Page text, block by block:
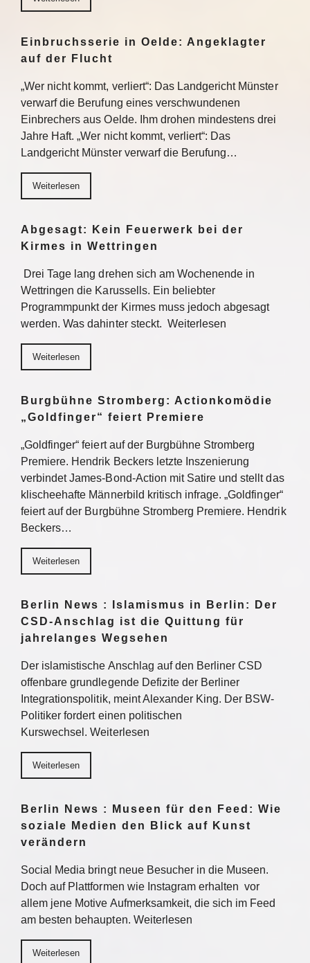
Einbruchsserie in Oelde: Angeklagter
auf der Flucht
„Wer nicht kommt, verliert“: Das Landgericht Münster
verwarf die Berufung eines verschwundenen
Einbrechers aus Oelde. Ihm drohen mindestens drei
Jahre Haft. „Wer nicht kommt, verliert“: Das
Landgericht Münster verwarf die Berufung…
Weiterlesen
Abgesagt: Kein Feuerwerk bei der
Kirmes in Wettringen
Drei Tage lang drehen sich am Wochenende in
Wettringen die Karussells. Ein beliebter
Programmpunkt der Kirmes muss jedoch abgesagt
werden. Was dahinter steckt. Weiterlesen
Weiterlesen
Burgbühne Stromberg: Actionkomödie
„Goldfinger“ feiert Premiere
„Goldfinger“ feiert auf der Burgbühne Stromberg
Premiere. Hendrik Beckers letzte Inszenierung
verbindet James-Bond-Action mit Satire und stellt das
klischeehafte Männerbild kritisch infrage. „Goldfinger“
feiert auf der Burgbühne Stromberg Premiere. Hendrik
Beckers…
Weiterlesen
Berlin News : Islamismus in Berlin: Der
CSD-Anschlag ist die Quittung für
jahrelanges Wegsehen
Der islamistische Anschlag auf den Berliner CSD
offenbare grundlegende Defizite der Berliner
Integrationspolitik, meint Alexander King. Der BSW-
Politiker fordert einen politischen
Kurswechsel. Weiterlesen
Weiterlesen
Berlin News : Museen für den Feed: Wie
soziale Medien den Blick auf Kunst
verändern
Social Media bringt neue Besucher in die Museen.
Doch auf Plattformen wie Instagram erhalten vor
allem jene Motive Aufmerksamkeit, die sich im Feed
am besten behaupten. Weiterlesen
Weiterlesen